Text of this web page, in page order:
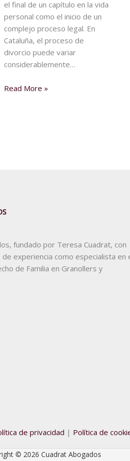
el final de un capítulo en la vida
personal como el inicio de un
complejo proceso legal. En
Cataluña, el proceso de
divorcio puede variar
considerablemente…
Read More »
fundado por Teresa Cuadrat, con
experiencia como especialista en
de Familia en Granollers y
de privacidad | Política de
© 2026 Cuadrat Abogados